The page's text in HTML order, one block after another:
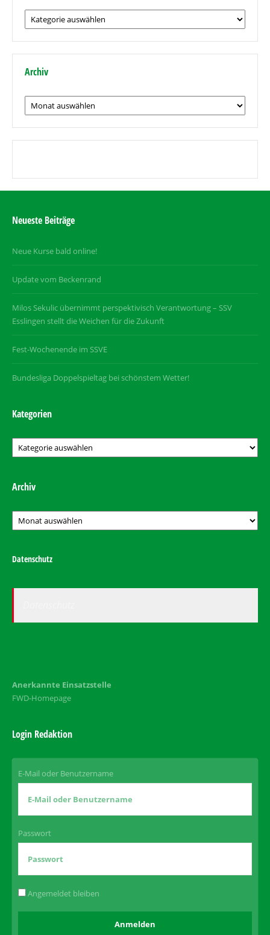
Beiträge
nach
Thema
Archiv
Archiv
Neueste Beiträge
Neue Kurse bald online!
Update vom Beckenrand
Milos Sekulic übernimmt perspektivisch Verantwortung – SSV
Esslingen stellt die Weichen für die Zukunft
Fest-Wochenende im SSVE
Bundesliga Doppelspieltag bei schönstem Wetter!
Kategorien
Kategorien
Archiv
Archiv
Datenschutz
Anerkannte Einsatzstelle
FWD-Homepage
Login Redaktion
E-Mail oder Benutzername
Passwort
Angemeldet bleiben